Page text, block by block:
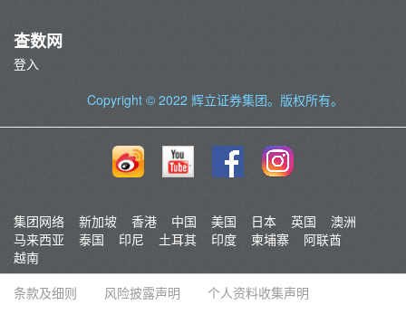
查数网
登入
Copyright © 2022 辉立证券集团。版权所有。
集团网络 新加坡 香港 中国 美国 日本 英国
澳洲
马来西亚
泰国 印尼 土耳其 印度 柬埔寨
阿联酋
越南
条款及细则
风险披露声明 个人资料收集声明